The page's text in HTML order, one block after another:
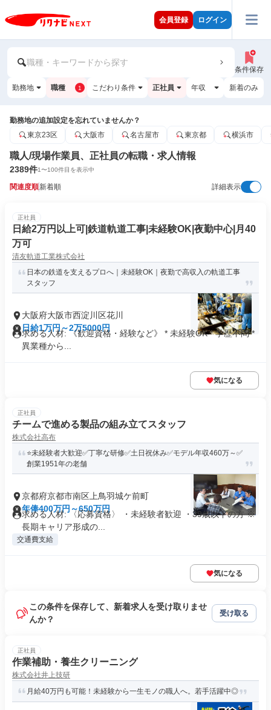
会員登録 ログイン
職種・キーワードから探す
条件保存
勤務地 職種 1 こだわり条件 正社員 年収 新着のみ
勤務地の追加設定を忘れていませんか？
東京23区
大阪市 名古屋市 東京都 横浜市
職人/現場作業員、正社員の転職・求人情報
2389件1〜100件目を表示中
関連度順新着順 詳細表示
正社員
日給2万円以上可|鉄道軌道工事|未経験OK|夜勤中心|月40
万可
清友軌道工業株式会社
日本の鉄道を支えるプロへ｜未経験OK｜夜勤で高収入の軌道工事
スタッフ
大阪府大阪市西淀川区花川
日給1万円～2万5000円
求める人材: 《歓迎資格・経験など》 * 未経験OK * 学歴不問 *
異業種から...
気になる
正社員
チームで進める製品の組み立てスタッフ
株式会社高布
⭐未経験者大歓迎✅丁寧な研修✅土日祝休み✅モデル年収460万～✅
創業1951年の老舗
京都府京都市南区上鳥羽城ケ前町
年俸400万円～650万円
求める人材: 〈応募資格〉 ・未経験者歓迎 ・39歳以下の方 ※
長期キャリア形成の...
交通費支給
気になる
この条件を保存して、新着求人を受け取りませ
んか？
受け取る
正社員
作業補助・養生クリーニング
株式会社井上技研
月給40万円も可能！未経験から一生モノの職人へ。若手活躍中◎